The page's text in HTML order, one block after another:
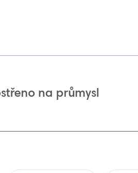
na průmysl